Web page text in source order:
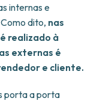
internas e
dito, nas
realizado à
externas é
e cliente.
porta a porta